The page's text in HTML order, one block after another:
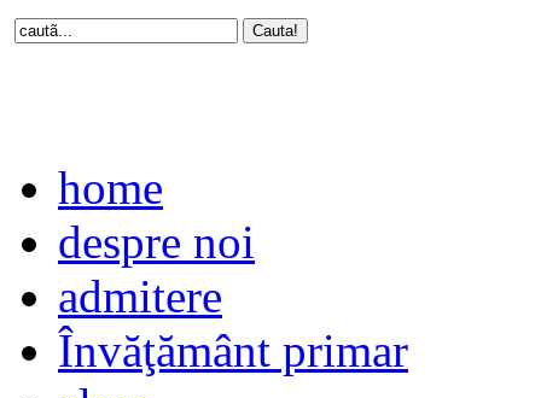
home
despre noi
admitere
Învăţământ primar